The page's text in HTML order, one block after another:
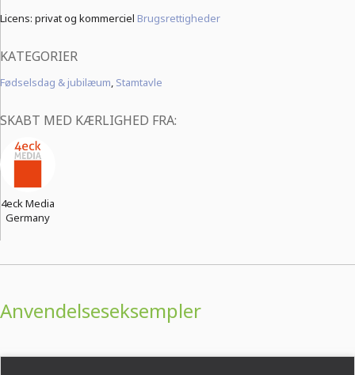
Licens: privat og kommerciel Brugsrettigheder
KATEGORIER
Fødselsdag & jubilæum, Stamtavle
SKABT MED KÆRLIGHED FRA:
4eck Media
Germany
Anvendelseseksempler